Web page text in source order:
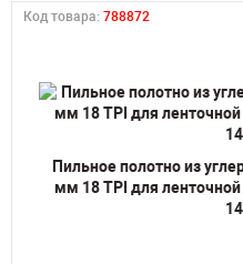
Код товара: 788872
Пильное полотно из
мм 18 TPI для